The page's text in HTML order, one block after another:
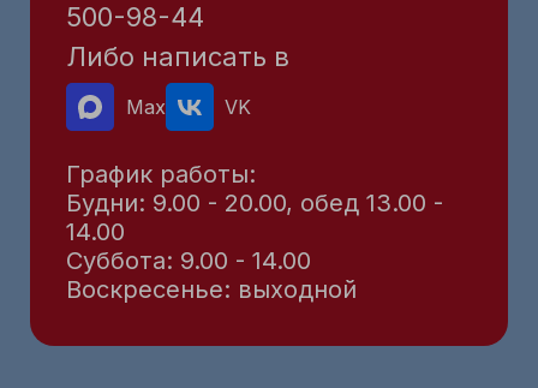
500-98-44
Либо написать в
Max VK
График работы:
Будни: 9.00 - 20.00, обед 13.00 -
14.00
Суббота: 9.00 - 14.00
Воскресенье: выходной